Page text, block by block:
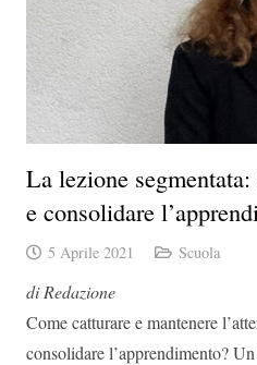
La lezione
e consolidare
5 Aprile 2021 Scuola
di Redazione
Come catturare e mantenere
consolidare l’apprendimento?